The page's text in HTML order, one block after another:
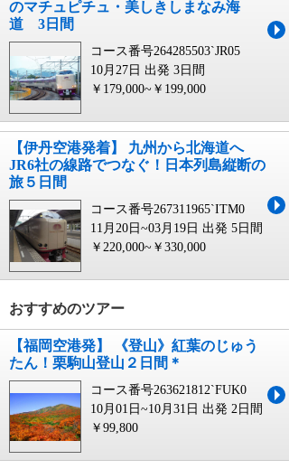
のマチュピチュ・美しきしまなみ海
道 3日間
コース番号264285503`JR05
10月27日 出発 3日間
￥179,000~￥199,000
【伊丹空港発着】 九州から北海道へ
JR6社の線路でつなぐ！日本列島縦断の
旅５日間
コース番号267311965`ITM0
11月20日~03月19日 出発 5日間
￥220,000~￥330,000
おすすめのツアー
【福岡空港発】 《登山》紅葉のじゅう
たん！栗駒山登山２日間＊
コース番号263621812`FUK0
10月01日~10月31日 出発 2日間
￥99,800